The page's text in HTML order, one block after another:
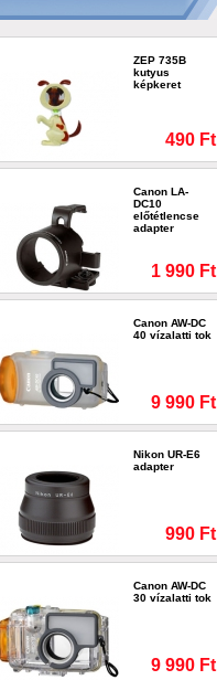
ZEP 735B
kutyus
képkeret
490 Ft
Canon LA-
DC10
előtétlencse
adapter
1 990 Ft
Canon AW-DC
40 vízalatti tok
9 990 Ft
Nikon UR-E6
adapter
990 Ft
Canon AW-DC
30 vízalatti tok
9 990 Ft